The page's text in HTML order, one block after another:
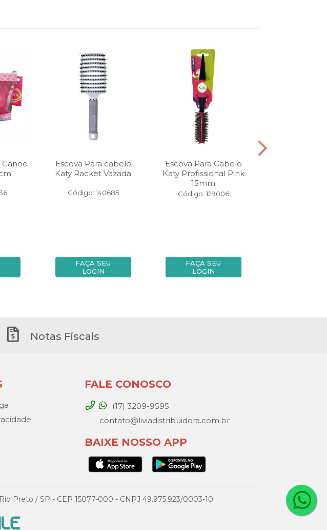
Canoe
Escova Para cabelo
Katy Racket Vazada
Código: 140685
FAÇA SEU
LOGIN
Escova Para Cabelo
Katy Profissional Pink
15mm
Código: 129006
FAÇA SEU
LOGIN
Notas Fiscais
FALE CONOSCO
(17) 3209-9595
contato@liviadistribuidora.com.br
BAIXE NOSSO APP
Preto / SP - CEP 15077-000 - CNPJ 49.975.923/0003-10